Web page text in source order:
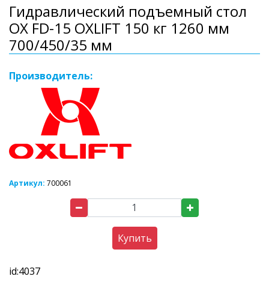
Гидравлический подъемный стол
OX FD-15 OXLIFT 150 кг 1260 мм
700/450/35 мм
Производитель:
Артикул: 700061
Купить
id:4037